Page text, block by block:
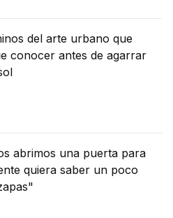
del arte urbano que
conocer antes de agarrar
abrimos una puerta para
quiera saber un poco